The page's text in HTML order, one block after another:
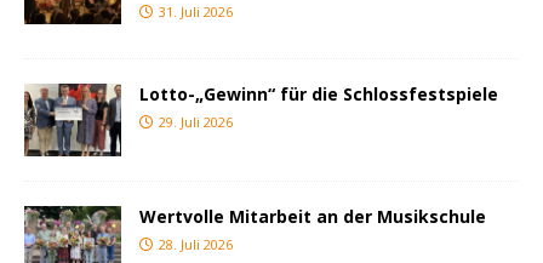
31. Juli 2026
Lotto-„Gewinn“ für die Schlossfestspiele
29. Juli 2026
Wertvolle Mitarbeit an der Musikschule
28. Juli 2026